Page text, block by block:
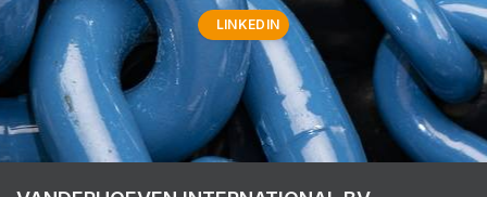
LINKEDIN